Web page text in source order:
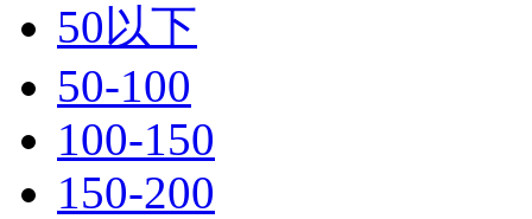
50以下
50-100
100-150
150-200